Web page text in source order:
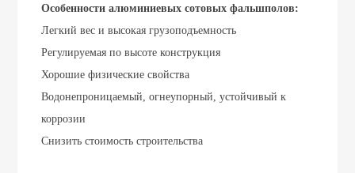
Особенности алюминиевых сотовых фальшполов:
Легкий вес и высокая грузоподъемность
Регулируемая по высоте конструкция
Хорошие физические свойства
Водонепроницаемый, огнеупорный, устойчивый к
коррозии
Снизить стоимость строительства